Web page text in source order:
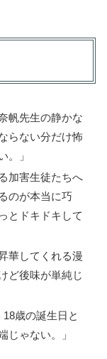
帆先生の静かな
らない分だけ怖
。」
加害生徒たちへ
のが本当に巧
とドキドキして
華してくれる漫
ど後味が単純じ
18歳の誕生日と
じゃない。」